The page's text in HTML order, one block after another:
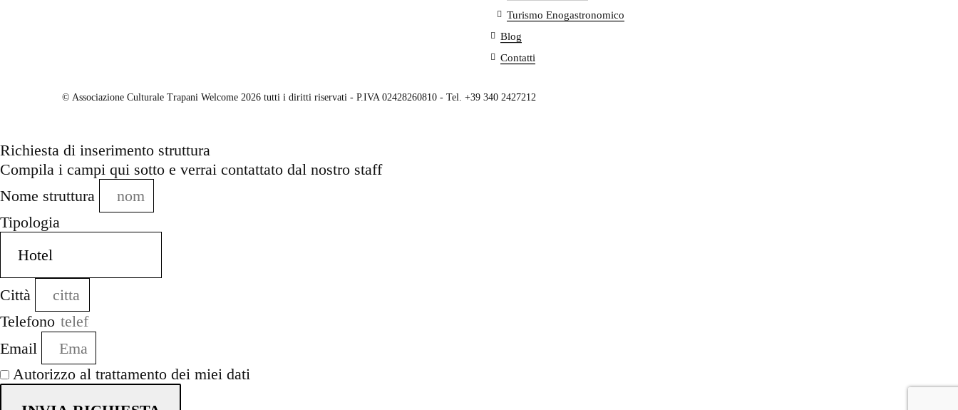
Turismo Enogastronomico
Blog
Contatti
© Associazione Culturale Trapani Welcome 2026 tutti i diritti riservati - P.IVA 02428260810 - Tel. +39 340 2427212
Richiesta di inserimento struttura
Compila i campi qui sotto e verrai contattato dal nostro staff
Nome struttura
Tipologia
Città
Telefono
Email
Autorizzo al trattamento dei miei dati